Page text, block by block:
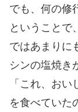
でも、何の修
ということで
ではあまりに
シンの塩焼き
「これ、お
を食べていた